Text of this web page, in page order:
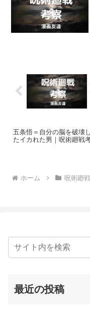
五条悟＝自分の脳を破壊
たイカれた男｜呪術廻戦
ホーム 呪術廻戦
最近の投稿